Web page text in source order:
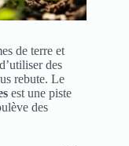
de terre et
des
rebute. Le
est une piste
des